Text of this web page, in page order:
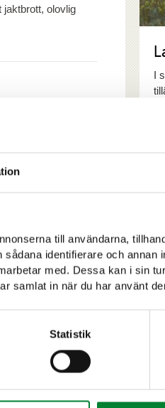
till användarna,
identifierare och annan
med. Dessa kan i sin
samlat in när du har använt
Statistik
jaktbrott, olovlig
samt
åren har
Lagstiftning.
eller skadat ett
I